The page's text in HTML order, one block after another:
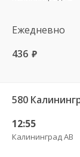
Ежедневно
436 руб.
12:55
Калининград АВ